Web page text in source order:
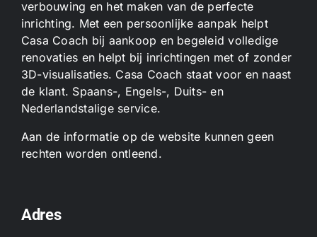
verbouwing en het maken van de perfecte
inrichting. Met een persoonlijke aanpak helpt
Casa Coach bij aankoop en begeleid volledige
renovaties en helpt bij inrichtingen met of zonder
3D-visualisaties. Casa Coach staat voor en naast
de klant. Spaans-, Engels-, Duits- en
Nederlandstalige service.
Aan de informatie op de website kunnen geen
rechten worden ontleend.
Adres